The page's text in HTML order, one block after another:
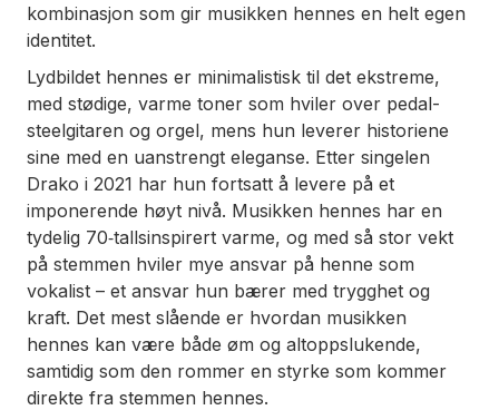
kombinasjon som gir musikken hennes en helt egen
identitet.
Lydbildet hennes er minimalistisk til det ekstreme,
med stødige, varme toner som hviler over pedal-
steelgitaren og orgel, mens hun leverer historiene
sine med en uanstrengt eleganse. Etter singelen
Drako i 2021 har hun fortsatt å levere på et
imponerende høyt nivå. Musikken hennes har en
tydelig 70‑tallsinspirert varme, og med så stor vekt
på stemmen hviler mye ansvar på henne som
vokalist – et ansvar hun bærer med trygghet og
kraft. Det mest slående er hvordan musikken
hennes kan være både øm og altoppslukende,
samtidig som den rommer en styrke som kommer
direkte fra stemmen hennes.